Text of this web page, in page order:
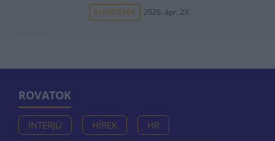
ELEMZÉSEK 2026. ápr. 23.
ROVATOK
INTERJÚ HÍREK HR